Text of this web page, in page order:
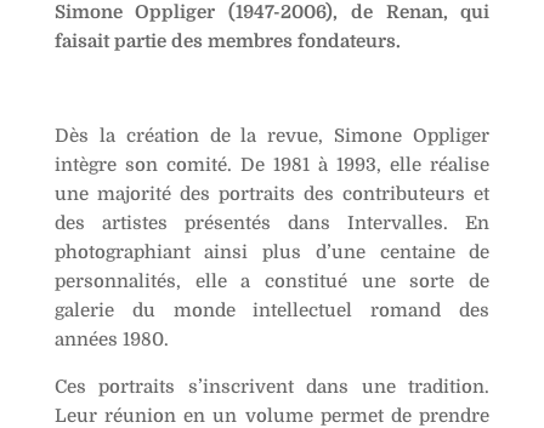
Simone Oppliger (1947-2006), de Renan, qui
faisait partie des membres fondateurs.
Dès la création de la revue, Simone Oppliger
intègre son comité. De 1981 à 1993, elle réalise
une majorité des portraits des contributeurs et
des artistes présentés dans Intervalles. En
photographiant ainsi plus d’une centaine de
personnalités, elle a constitué une sorte de
galerie du monde intellectuel romand des
années 1980.
Ces portraits s’inscrivent dans une tradition.
Leur réunion en un volume permet de prendre